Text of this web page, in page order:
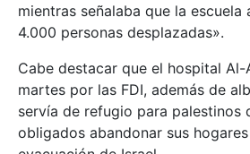
mientras señalaba que la escuela
4.000 personas desplazadas».
Cabe destacar que el hospital
martes por las FDI, además de
servía de refugio para palestinos
obligados abandonar sus